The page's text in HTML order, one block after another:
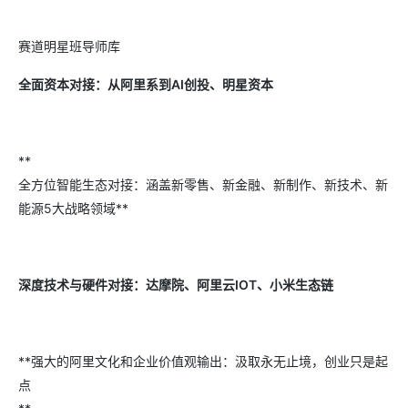
赛道明星班导师库
全面资本对接：从阿里系到AI创投、明星资本
**
全方位智能生态对接：涵盖新零售、新金融、新制作、新技术、新
能源5大战略领域**
深度技术与硬件对接：达摩院、阿里云IOT、小米生态链
**强大的阿里文化和企业价值观输出：汲取永无止境，创业只是起
点